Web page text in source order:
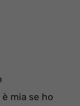
mia se ho